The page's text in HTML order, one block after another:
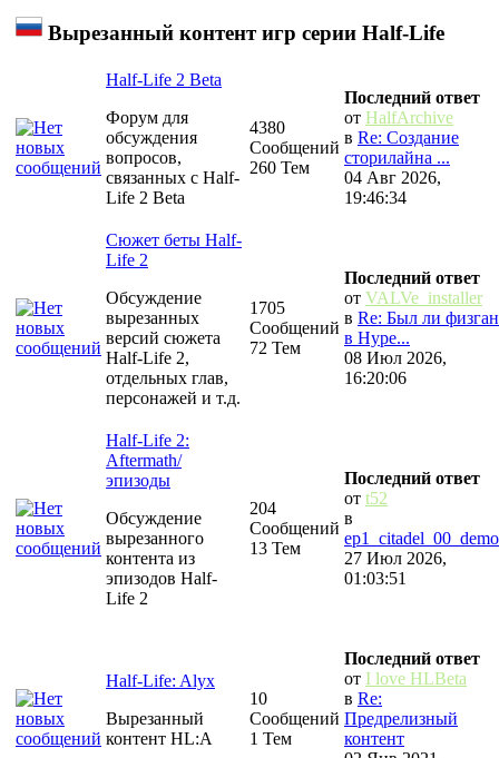
Вырезанный контент игр серии Half-Life
Half-Life 2 Beta
Форум для
обсуждения
вопросов,
связанных с Half-
Life 2 Beta
4380
Сообщений
260 Тем
Последний ответ
от HalfArchive
в Re: Создание
сторилайна ...
04 Авг 2026,
19:46:34
Сюжет беты Half-
Life 2
Обсуждение
вырезанных
версий сюжета
Half-Life 2,
отдельных глав,
персонажей и т.д.
1705
Сообщений
72 Тем
Последний ответ
от VALVe_installer
в Re: Был ли физган
в Hype...
08 Июл 2026,
16:20:06
Half-Life 2:
Aftermath/
эпизоды
Обсуждение
вырезанного
контента из
эпизодов Half-
Life 2
204
Сообщений
13 Тем
Последний ответ
от t52
в
ep1_citadel_00_demo
27 Июл 2026,
01:03:51
Half-Life: Alyx
Вырезанный
контент HL:A
10
Сообщений
1 Тем
Последний ответ
от I love HLBeta
в Re:
Предрелизный
контент